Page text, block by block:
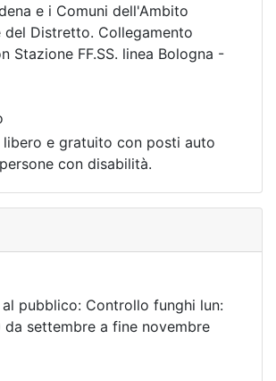
e i Comuni dell'Ambito
del Distretto. Collegamento
Stazione FF.SS. linea Bologna -
libero e gratuito con posti auto
con disabilità.
pubblico: Controllo funghi lun:
da settembre a fine novembre